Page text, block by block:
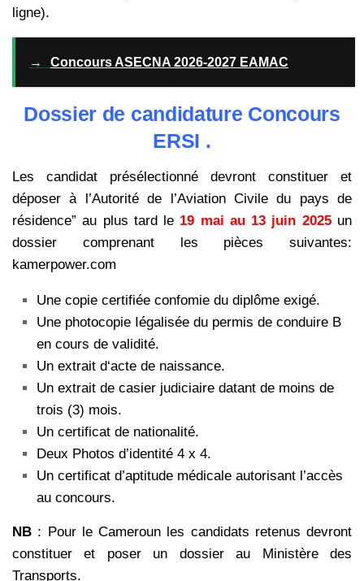
ligne).
→ Concours ASECNA 2026-2027 EAMAC
Dossier de candidature Concours
ERSI .
Les candidat présélectionné devront constituer et
déposer à l’Autorité de l’Aviation Civile du pays de
résidence” au plus tard le 19 mai au 13 juin 2025un
dossier comprenant les pièces suivantes:
kamerpower.com
Une copie certifiée confomie du diplôme exigé.
Une photocopie Iégalisée du permis de conduire B
en cours de validité.
Un extrait d‘acte de naissance.
Un extrait de casier judiciaire datant de moins de
trois (3) mois.
Un certificat de nationalité.
Deux Photos d’identité 4 x 4.
Un certificat d’aptitude médicale autorisant l’accès
au concours.
NB : Pour le Cameroun les candidats retenus devront
constituer et poser un dossier au Ministère des
Transports.